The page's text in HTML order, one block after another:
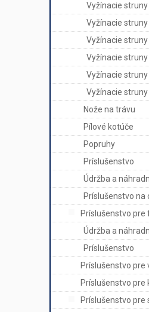
Vyžínacie
Vyžínacie
Vyžínacie
Vyžínacie
Vyžínacie
Vyžínacie
Nože na trávu
Pílové kotúče
Popruhy
Príslušenstvo
Údržba a
Príslušenstvo na
Príslušenstvo pre
Údržba a
Príslušenstvo
Príslušenstvo
Príslušenstvo pre
Príslušenstvo